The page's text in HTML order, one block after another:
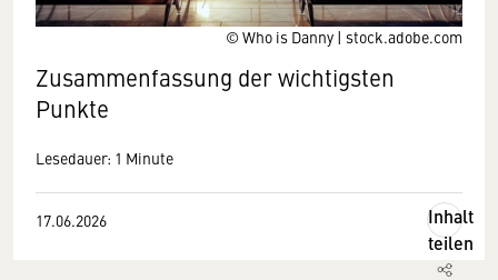
© Who is Danny | stock.adobe.com
Zusammenfassung der wichtigsten
Punkte
Lesedauer: 1 Minute
17.06.2026
Inhalt
teilen